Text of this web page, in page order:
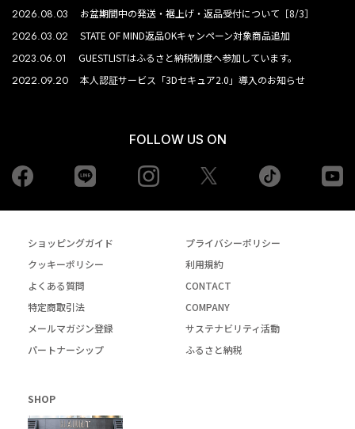
2026.08.03 お盆期間中の発送・裾上げ・返品受付について［8/3］
2026.03.02 STATE OF MIND返品OKキャンペーン対象商品追加
2023.06.01 GUESTLISTはふるさと納税制度へ参加しています。
2022.09.20 本人認証サービス「3Dセキュア2.0」導入のお知らせ
FOLLOW US ON
Facebook Instagram tiktok
ショッピングガイド
プライバシーポリシー
クッキーポリシー
利用規約
よくある質問
CONTACT
特定商取引法
COMPANY
メールマガジン登録
サステナビリティ活動
パートナーシップ
ふるさと納税
SHOP